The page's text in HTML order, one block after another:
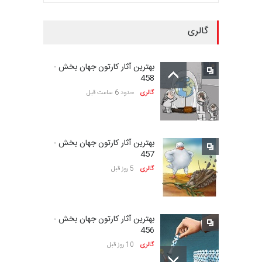
مهلت 24 روز دیگر
مهلت 24 روز دیگر
مهلت 25 روز دیگر
گالری
بهترین آثار کارتون جهان بخش -
458
گالری حدود 6 ساعت قبل
بهترین آثار کارتون جهان بخش -
457
گالری 5 روز قبل
بهترین آثار کارتون جهان بخش -
456
گالری 10 روز قبل